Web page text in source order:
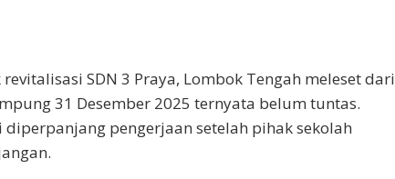
SDN 3 Praya, Lombok Tengah meleset dari
31 Desember 2025 ternyata belum tuntas.
pengerjaan setelah pihak sekolah